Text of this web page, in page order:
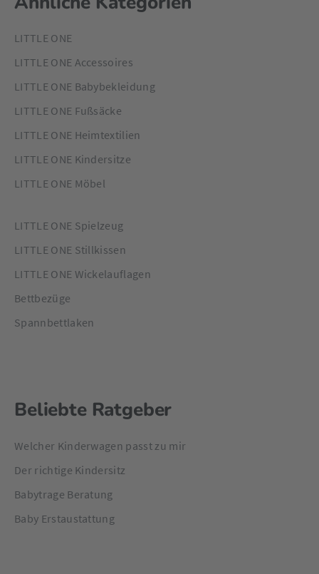
LITTLE ONE
LITTLE ONE Accessoires
LITTLE ONE Babybekleidung
LITTLE ONE Fußsäcke
LITTLE ONE Heimtextilien
LITTLE ONE Kindersitze
LITTLE ONE Möbel
LITTLE ONE Spielzeug
LITTLE ONE Stillkissen
LITTLE ONE Wickelauflagen
Bettbezüge
Spannbettlaken
Beliebte Ratgeber
Welcher Kinderwagen passt zu mir
Der richtige Kindersitz
Babytrage Beratung
Baby Erstaustattung